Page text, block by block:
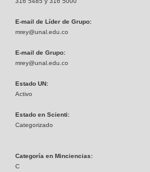
E-mail de Líder de Grupo:
mrey@unal.edu.co
E-mail de Grupo:
mrey@unal.edu.co
Estado UN:
Activo
Estado en Scienti:
Categorizado
Categoría en Minciencias:
C